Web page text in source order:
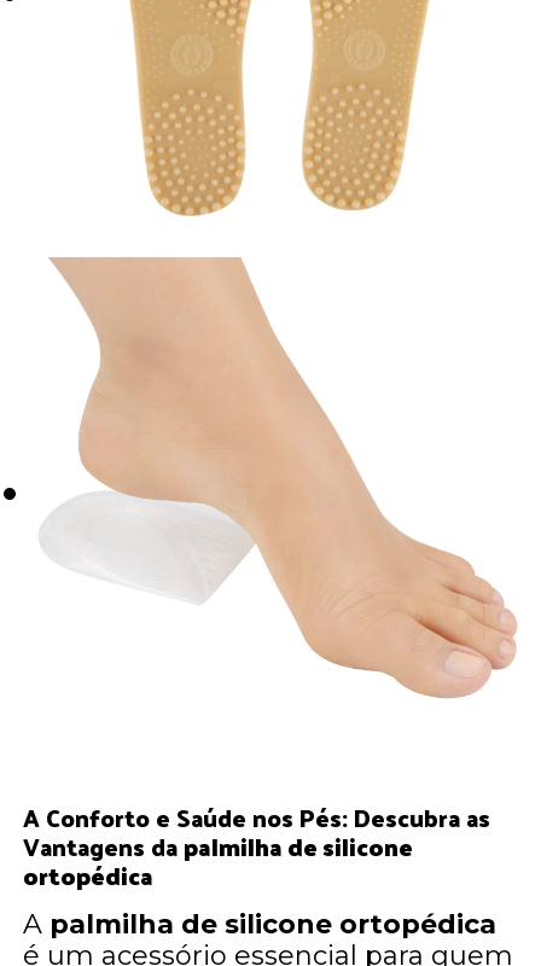
A Conforto e Saúde nos Pés: Descubra as
Vantagens dapalmilha de silicone
ortopédica
A palmilha de silicone ortopédica
é um acessório essencial para quem